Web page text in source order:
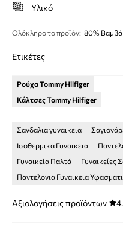
Υλικό
Ολόκληρο το προϊόν: 80%
Ετικέτες
Ρούχα Tommy Hilfiger
Κάλτσες Tommy Hilfiger
Σανδαλια γυναικεια
Ισοθερμικα Γυναικεια
Γυναικεία Παλτά
Γυναικείες
Παντελονια Γυναικεια
Αξιολογήσεις προϊόντων